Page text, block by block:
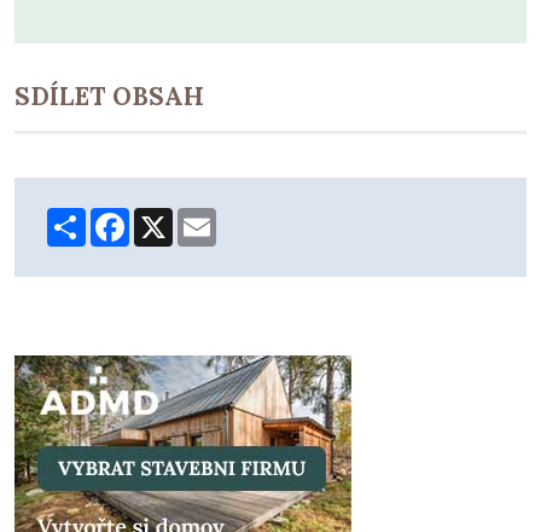
SDÍLET OBSAH
ShareFacebook
X